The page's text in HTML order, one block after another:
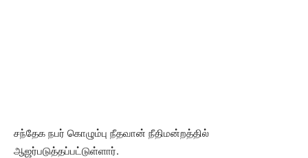
சந்தேக நபர் கொழும்பு நீதவான் நீதிமன்றத்தில்
ஆஜர்படுத்தப்பட்டுள்ளார்.